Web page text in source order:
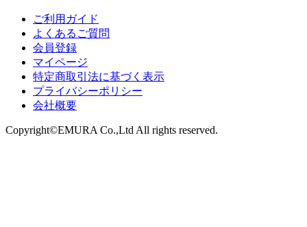
ご利用ガイド
よくあるご質問
会員登録
マイページ
特定商取引法に基づく 表示
プライバシーポリシー
会社概要
Copyright©EMURA Co.,Ltd All rights reserved.